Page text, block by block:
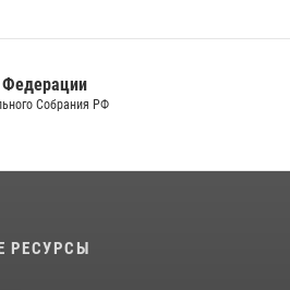
росгвардеец стал победителем
войск национальной
клуба
Федерации
Собрания РФ
РЕСУРСЫ